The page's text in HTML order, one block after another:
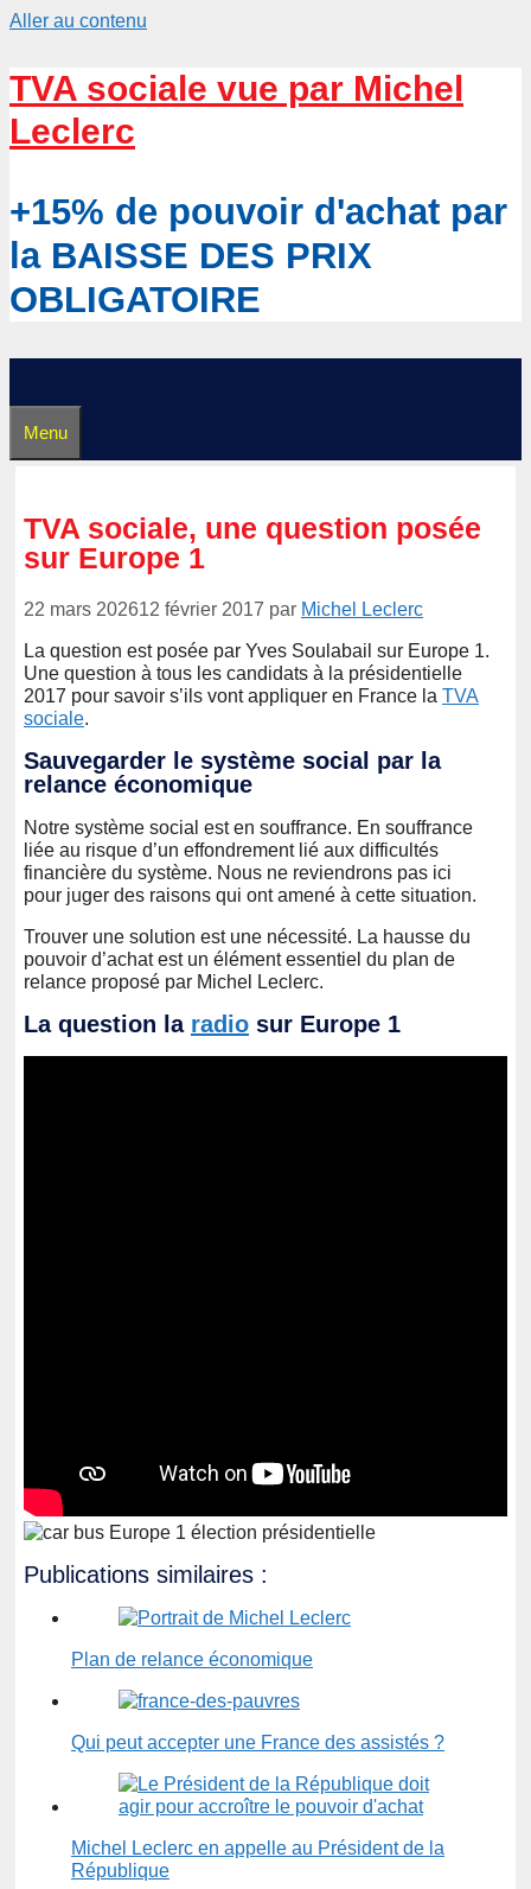
Aller au contenu
TVA sociale vue par Michel
Leclerc
+15% de pouvoir d'achat par
la BAISSE DES PRIX
OBLIGATOIRE
Menu
TVA sociale, une question posée
sur Europe 1
22 mars 202612 février 2017 par Michel Leclerc
La question est posée par Yves Soulabail sur Europe 1.
Une question à tous les candidats à la présidentielle
2017 pour savoir s’ils vont appliquer en France la TVA
sociale.
Sauvegarder le système social par la
relance économique
Notre système social est en souffrance. En souffrance
liée au risque d’un effondrement lié aux difficultés
financière du système. Nous ne reviendrons pas ici
pour juger des raisons qui ont amené à cette situation.
Trouver une solution est une nécessité. La hausse du
pouvoir d’achat est un élément essentiel du plan de
relance proposé par Michel Leclerc.
La question la radio sur Europe 1
Publications similaires :
Plan de relance économique
Qui peut accepter une France des assistés ?
Michel Leclerc en appelle au Président de la
République